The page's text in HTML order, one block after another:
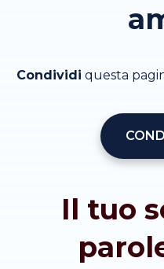
Condividi questa
Il tuo